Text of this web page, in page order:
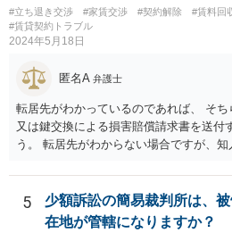
#立ち退き交渉 #家賃交渉 #契約解除 #賃料回
#賃貸契約トラブル
2024年5月18日
匿名A 弁護士
転居先がわかっているのであれば、 そ
又は鍵交換による損害賠償請求書を送付
う。 転居先がわからない場合ですが、
で、適切な対応が望めない場合は、債権
をご検討ください。
5
少額訴訟の簡易裁判所は、
在地が管轄になりますか？